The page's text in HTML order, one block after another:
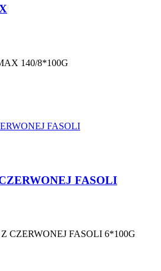
140/8*100G
FASOLI
CZERWONEJ FASOLI 6*100G